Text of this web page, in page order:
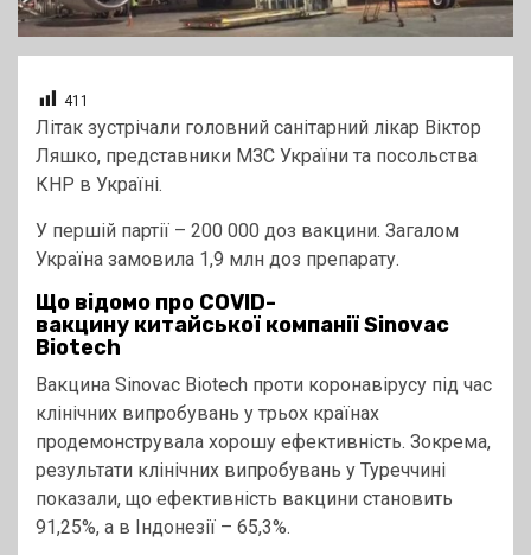
411
Літак зустрічали головний санітарний лікар Віктор
Ляшко, представники МЗС України та посольства
КНР в Україні.
У першій партії – 200 000 доз вакцини. Загалом
Україна замовила 1,9 млн доз препарату.
Що відомо про COVID-
вакцину китайської компанії Sinovac
Biotech
Вакцина Sinovac Biotech проти коронавірусу під час
клінічних випробувань у трьох країнах
продемонструвала хорошу ефективність. Зокрема,
результати клінічних випробувань у Туреччині
показали, що ефективність вакцини становить
91,25%, а в Індонезії – 65,3%.